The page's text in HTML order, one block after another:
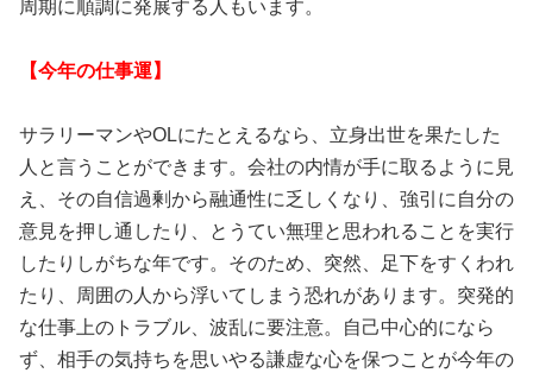
周期に順調に発展する人もいます。
【今年の仕事運】
サラリーマンやOLにたとえるなら、立身出世を果たした
人と言うことができます。会社の内情が手に取るように見
え、その自信過剰から融通性に乏しくなり、強引に自分の
意見を押し通したり、とうてい無理と思われることを実行
したりしがちな年です。そのため、突然、足下をすくわれ
たり、周囲の人から浮いてしまう恐れがあります。突発的
な仕事上のトラブル、波乱に要注意。自己中心的になら
ず、相手の気持ちを思いやる謙虚な心を保つことが今年の